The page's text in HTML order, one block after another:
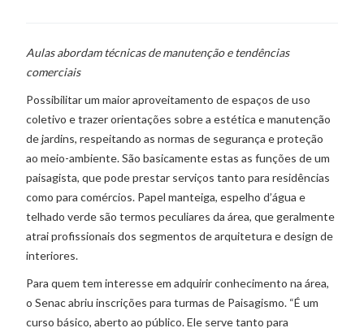
Aulas abordam técnicas de manutenção e tendências
comerciais
Possibilitar um maior aproveitamento de espaços de uso
coletivo e trazer orientações sobre a estética e manutenção
de jardins, respeitando as normas de segurança e proteção
ao meio-ambiente. São basicamente estas as funções de um
paisagista, que pode prestar serviços tanto para residências
como para comércios. Papel manteiga, espelho d’água e
telhado verde são termos peculiares da área, que geralmente
atrai profissionais dos segmentos de arquitetura e design de
interiores.
Para quem tem interesse em adquirir conhecimento na área,
o Senac abriu inscrições para turmas de Paisagismo. “É um
curso básico, aberto ao público. Ele serve tanto para